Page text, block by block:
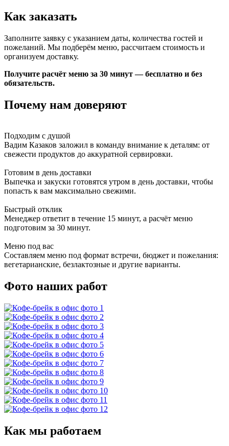
Как заказать
Заполните заявку с указанием даты, количества гостей и
пожеланий. Мы подберём меню, рассчитаем стоимость и
организуем доставку.
Получите расчёт меню за 30 минут — бесплатно и без
обязательств.
Почему нам доверяют
Подходим с душой
Вадим Казаков заложил в команду внимание к деталям: от
свежести продуктов до аккуратной сервировки.
Готовим в день доставки
Выпечка и закуски готовятся утром в день доставки, чтобы
попасть к вам максимально свежими.
Быстрый отклик
Менеджер ответит в течение 15 минут, а расчёт меню
подготовим за 30 минут.
Меню под вас
Составляем меню под формат встречи, бюджет и пожелания:
вегетарианские, безлактозные и другие варианты.
Фото наших работ
Как мы работаем